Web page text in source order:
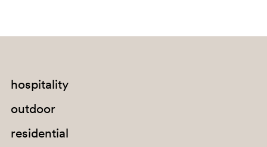
hospitality
outdoor
residential